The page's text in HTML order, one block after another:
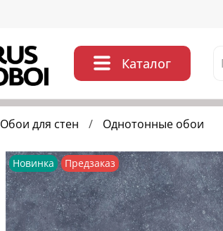
Каталог
Обои для стен Однотонные обои
Новинка Предзаказ